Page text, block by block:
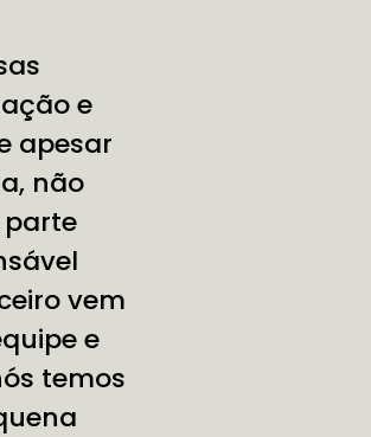
e
apesar
não
parte
vem
e
temos